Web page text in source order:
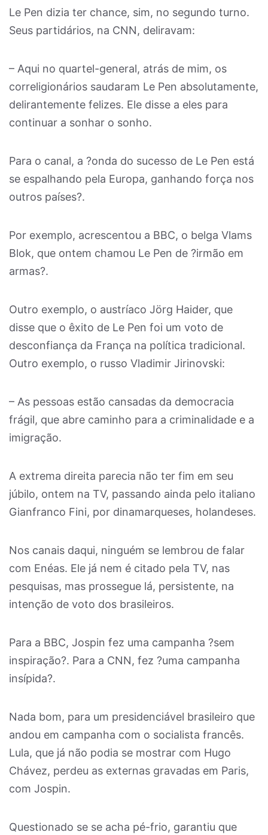
Le Pen dizia ter chance, sim, no segundo turno.
Seus partidários, na CNN, deliravam:
– Aqui no quartel-general, atrás de mim, os
correligionários saudaram Le Pen absolutamente,
delirantemente felizes. Ele disse a eles para
continuar a sonhar o sonho.
Para o canal, a ?onda do sucesso de Le Pen está
se espalhando pela Europa, ganhando força nos
outros países?.
Por exemplo, acrescentou a BBC, o belga Vlams
Blok, que ontem chamou Le Pen de ?irmão em
armas?.
Outro exemplo, o austríaco Jörg Haider, que
disse que o êxito de Le Pen foi um voto de
desconfiança da França na política tradicional.
Outro exemplo, o russo Vladimir Jirinovski:
– As pessoas estão cansadas da democracia
frágil, que abre caminho para a criminalidade e a
imigração.
A extrema direita parecia não ter fim em seu
júbilo, ontem na TV, passando ainda pelo italiano
Gianfranco Fini, por dinamarqueses, holandeses.
Nos canais daqui, ninguém se lembrou de falar
com Enéas. Ele já nem é citado pela TV, nas
pesquisas, mas prossegue lá, persistente, na
intenção de voto dos brasileiros.
Para a BBC, Jospin fez uma campanha ?sem
inspiração?. Para a CNN, fez ?uma campanha
insípida?.
Nada bom, para um presidenciável brasileiro que
andou em campanha com o socialista francês.
Lula, que já não podia se mostrar com Hugo
Chávez, perdeu as externas gravadas em Paris,
com Jospin.
Questionado se se acha pé-frio, garantiu que